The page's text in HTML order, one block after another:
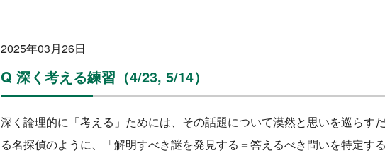
2025年03月26日
Q 深く考える練習（4/23, 5/14）
深く論理的に「考える」ためには、その話題について漠然と思いを巡らす
る名探偵のように、「解明すべき謎を発見する＝答えるべき問いを特定す